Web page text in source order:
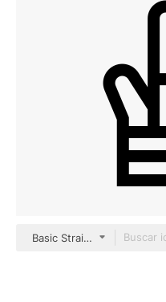
Basic Straight Lineal